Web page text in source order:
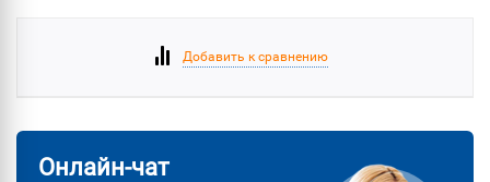
Добавить к сравнению
Онлайн-чат